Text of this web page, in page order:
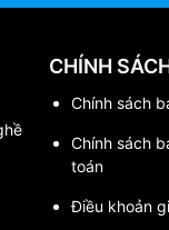
CHÍNH
Chính sách
Chính sách
toán
Điều khoản